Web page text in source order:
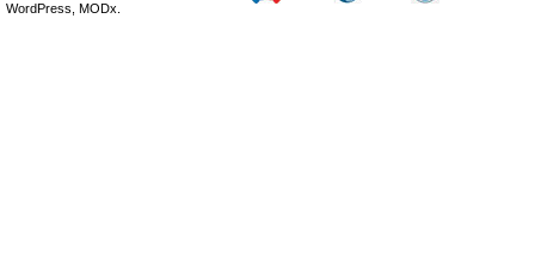
WordPress, MODx.